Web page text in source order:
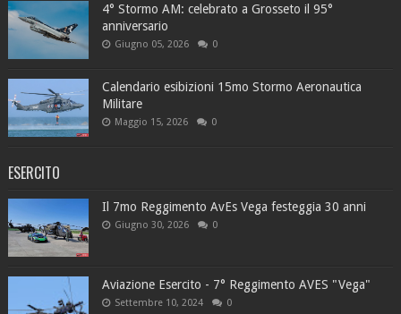
4° Stormo AM: celebrato a Grosseto il 95°
anniversario
Giugno 05, 2026 0
Calendario esibizioni 15mo Stormo Aeronautica
Militare
Maggio 15, 2026 0
ESERCITO
Il 7mo Reggimento AvEs Vega festeggia 30 anni
Giugno 30, 2026 0
Aviazione Esercito - 7° Reggimento AVES "Vega"
Settembre 10, 2024 0